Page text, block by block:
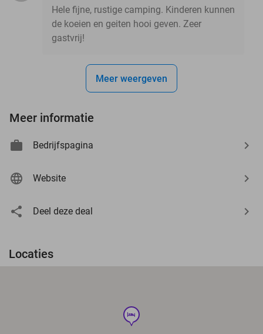
Hele fijne, rustige camping. Kinderen kunnen
de koeien en geiten hooi geven. Zeer
gastvrij!
Meer weergeven
Meer informatie
Bedrijfspagina
Website
Deel deze deal
Locaties
hotel